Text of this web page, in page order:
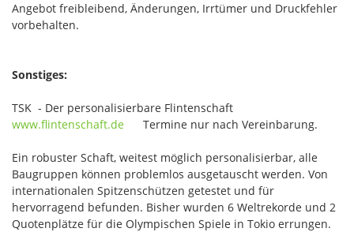
Angebot freibleibend, Änderungen, Irrtümer und Druckfehler
vorbehalten.
Sonstiges:
TSK - Der personalisierbare Flintenschaft
www.flintenschaft.de Termine nur nach Vereinbarung.
Ein robuster Schaft, weitest möglich personalisierbar, alle
Baugruppen können problemlos ausgetauscht werden. Von
internationalen Spitzenschützen getestet und für
hervorragend befunden. Bisher wurden 6 Weltrekorde und 2
Quotenplätze für die Olympischen Spiele in Tokio errungen.